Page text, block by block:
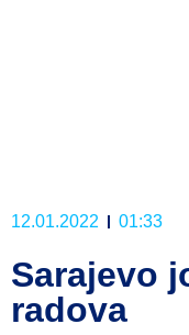
12.01.2022 01:33
Sarajevo
radova